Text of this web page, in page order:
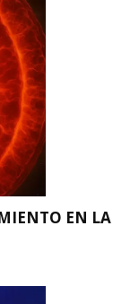
EN LA